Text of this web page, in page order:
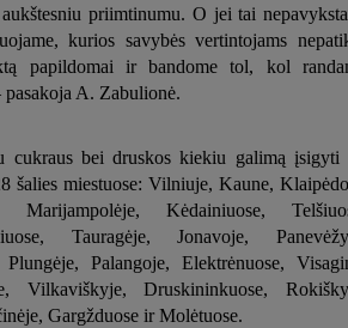
priimtinumu. O jei tai
kurios savybės vertintojams
papildomai ir bandome tol, kol
pasakoja A. Zabulionė.
cukraus bei druskos kiekiu galimą įsigyti
šalies miestuose: Vilniuje, Kaune,
Marijampolėje, Kėdainiuose,
Tauragėje, Jonavoje,
Palangoje, Elektrėnuose,
Vilkaviškyje, Druskininkuose,
Gargžduose ir Molėtuose.